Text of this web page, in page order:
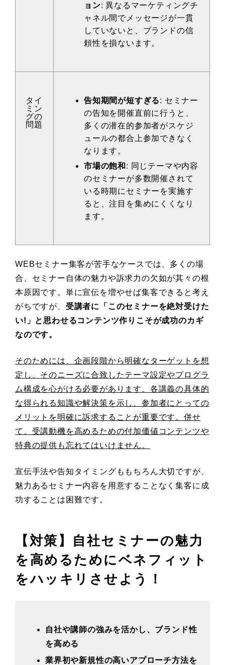
ョン: 異なるマーケティングチ
ャネル間でメッセージが一貫
していないと、ブランドの信
頼性を損ないます。
タイ
ミン
グの
問題
告知期間が短すぎる: セミナー
の告知を開催直前に行うと、
多くの潜在的参加者がスケジ
ュールの都合上参加できなく
なります。
市場の飽和 : 同じテーマや内容
のセミナーが多数開催されて
いる時期にセミナーを実施す
ると、注目を集めにくくなり
ます。
WEBセミナー集客が苦手なケースでは、多くの場
合、セミナー自体の魅力や訴求力の欠如が其々の根
本原因です。単に宣伝を増やせば集客できると考え
がちですが、 受講者に「このセミナーを絶対受けた
い!」と思わせるコンテンツ作りこそが成功のカギ
なのです。
そのためには、企画段階から明確なターゲットを想
定し、そのニーズに合致したテーマ設定やプログラ
ム構成を心がける必要があります。各講義の具体的
な得られる知識や解決策を示し、参加者にとっての
メリットを明確に訴求することが重要です。併せ
て、受講動機を高めるための付加価値コンテンツや
特典の提供も忘れてはいけません。
宣伝手法や告知タイミングももちろん大切ですが、
魅力あるセミナー内容を用意することなく集客に成
功することは困難です。
【対策】自社セミナーの魅力
を高めるためにベネフィット
をハッキリさせよう！
自社や講師の強みを活かし、ブランド性
を高める
業界初や新規性の高いアプローチ方法を